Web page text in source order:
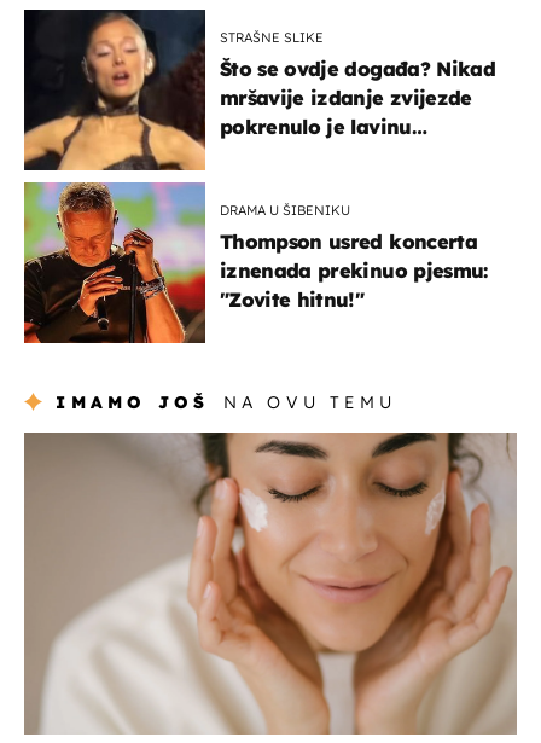
STRAŠNE SLIKE
Što se ovdje događa? Nikad
mršavije izdanje zvijezde
pokrenulo je lavinu
DRAMA U ŠIBENIKU
Thompson usred koncerta
iznenada prekinuo pjesmu:
"Zovite hitnu!"
IMAMO JOŠ NA OVU TEMU
moda & ljepota